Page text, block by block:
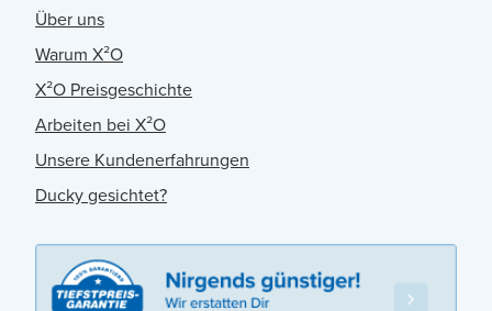
Über uns
Warum X²O
X²O Preisgeschichte
Arbeiten bei X²O
Unsere Kundenerfahrungen
Ducky gesichtet?